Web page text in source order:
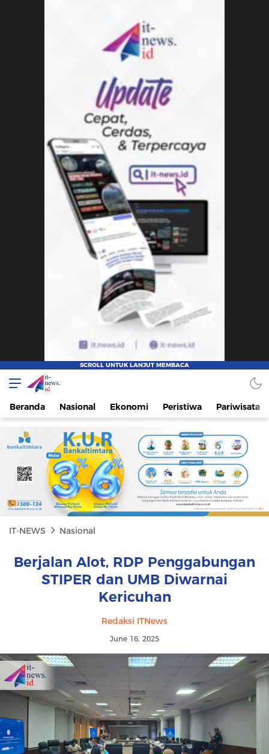
IT-NEWS
Update Cepat, Cerdas, dan Terpercaya
Beranda Nasional Ekonomi Peristiwa Pariwisata
IT-NEWS Nasional
Berjalan Alot, RDP Penggabungan
STIPER dan UMB Diwarnai
Kericuhan
Redaksi ITNews
June 16, 2025